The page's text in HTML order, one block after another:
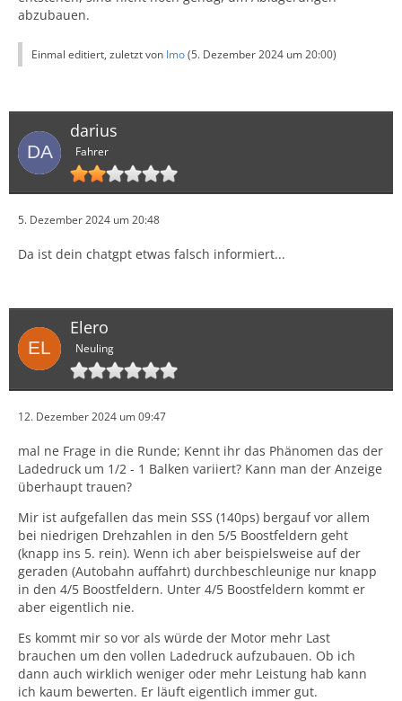
abzubauen.
Einmal editiert, zuletzt von Imo(5. Dezember 2024 um 20:00)
darius
Fahrer
5. Dezember 2024 um 20:48
Da ist dein chatgpt etwas falsch informiert...
Elero
Neuling
12. Dezember 2024 um 09:47
mal ne Frage in die Runde; Kennt ihr das Phänomen das der
Ladedruck um 1/2 - 1 Balken variiert? Kann man der Anzeige
überhaupt trauen?
Mir ist aufgefallen das mein SSS (140ps) bergauf vor allem
bei niedrigen Drehzahlen in den 5/5 Boostfeldern geht
(knapp ins 5. rein). Wenn ich aber beispielsweise auf der
geraden (Autobahn auffahrt) durchbeschleunige nur knapp
in den 4/5 Boostfeldern. Unter 4/5 Boostfeldern kommt er
aber eigentlich nie.
Es kommt mir so vor als würde der Motor mehr Last
brauchen um den vollen Ladedruck aufzubauen. Ob ich
dann auch wirklich weniger oder mehr Leistung hab kann
ich kaum bewerten. Er läuft eigentlich immer gut.